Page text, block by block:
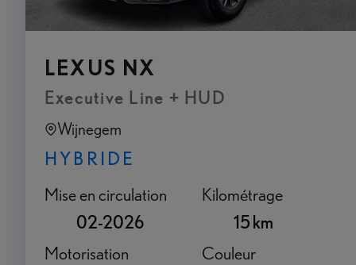
LEXUS NX
Executive Line + HUD
Wijnegem
HYBRIDE
Mise en circulation
02-2026
Kilométrage
15 km
Motorisation
Couleur